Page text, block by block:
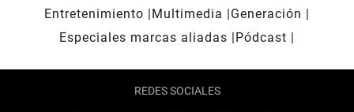
Entretenimiento
Multimedia
Generación
Especiales marcas aliadas
Pódcast
REDES SOCIALES